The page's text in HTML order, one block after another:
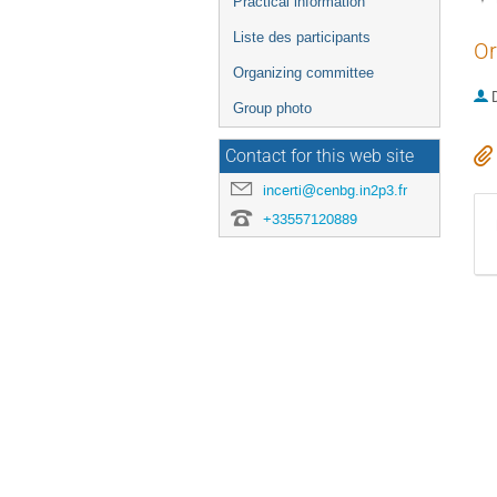
Liste des participants
Organizing committee
Group photo
Contact for this web site
incerti@cenbg.in2p3.fr
+33557120889